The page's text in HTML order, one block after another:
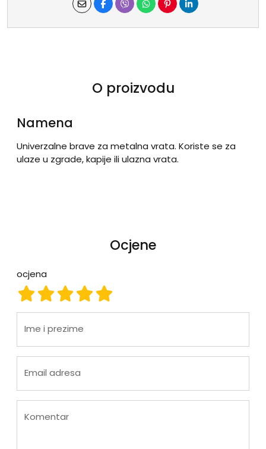
O proizvodu
Namena
Univerzalne brave za metalna vrata. Koriste se za
ulaze u zgrade, kapije ili ulazna vrata.
Ocjene
ocjena
ocjena 5
ocjena 4
ocjena 3
ocjena 2
ocjena 1
Ime i prezime
Email adresa
Komentar